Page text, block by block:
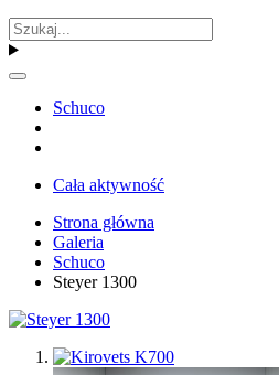
Schuco
Cała aktywność
Strona główna
Galeria
Schuco
Steyer 1300